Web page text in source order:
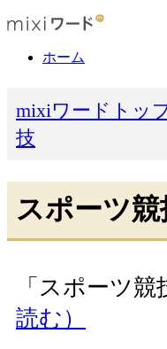
ホーム
mixiワードトッ
技
スポーツ競
「スポーツ
読む）